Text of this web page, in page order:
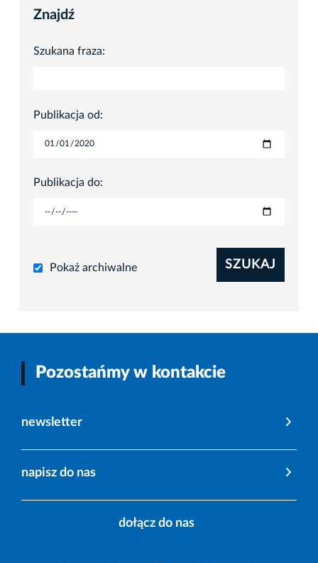
Znajdź
Szukana fraza:
Publikacja od:
Publikacja do:
Pokaż archiwalne SZUKAJ
Pozostańmy w kontakcie
newsletter
napisz do nas
dołącz do nas